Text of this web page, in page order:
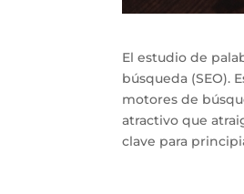
El estudio de
búsqueda (SEO).
motores de
atractivo que
clave para